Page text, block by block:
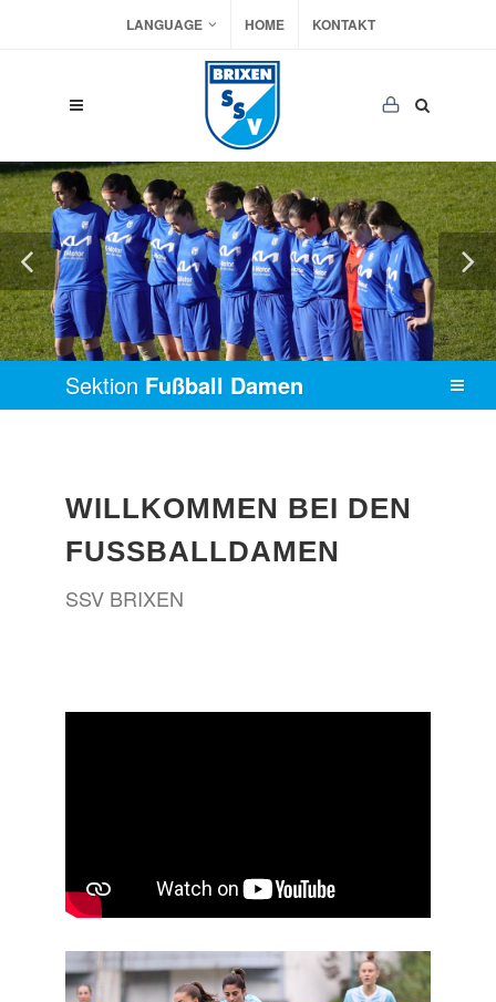
LANGUAGE HOME KONTAKT
Sektion Fußball Damen
WILLKOMMEN BEI DEN
FUSSBALLDAMEN
SSV BRIXEN